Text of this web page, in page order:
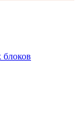
блоков